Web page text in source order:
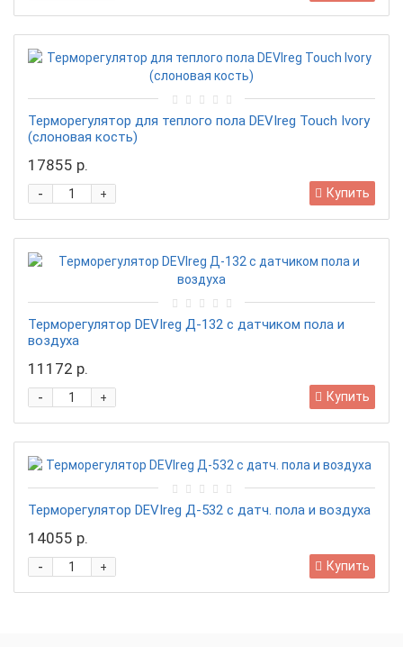
Терморегулятор для теплого пола DEVIreg Touch Ivory
(слоновая кость)
17855 р.
+
- Купить
Терморегулятор DEVIreg Д-132 с датчиком пола и
воздуха
11172 р.
+
- Купить
Терморегулятор DEVIreg Д-532 с датч. пола и воздуха
14055 р.
+
- Купить